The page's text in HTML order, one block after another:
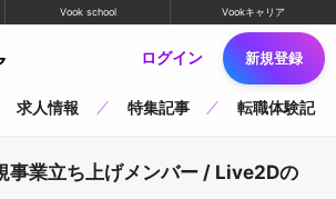
Vook school Vookキャリア
ログイン 新規登録
求人情報 特集記事 転職体験記
事業立ち上げメンバー / Live2Dの